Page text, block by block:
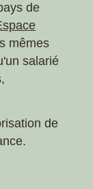
de
mêmes
salarié
de